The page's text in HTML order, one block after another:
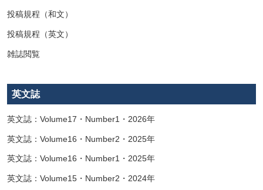
投稿規程（和文）
投稿規程（英文）
雑誌閲覧
英文誌
英文誌：Volume17・Number1・2026年
英文誌：Volume16・Number2・2025年
英文誌：Volume16・Number1・2025年
英文誌：Volume15・Number2・2024年